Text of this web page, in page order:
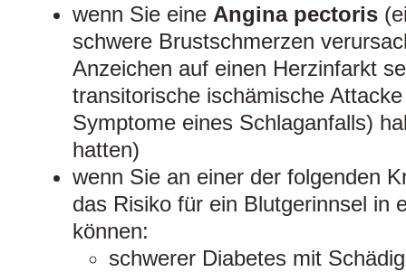
wenn Sie eine Angina pectoris
schwere Brustschmerzen
Anzeichen auf einen Herzinfarkt
transitorische ischämische
Symptome eines Schlaganfalls)
hatten)
wenn Sie an einer der folgenden
das Risiko für ein Blutgerinnsel in
können:
schwerer Diabetes mit